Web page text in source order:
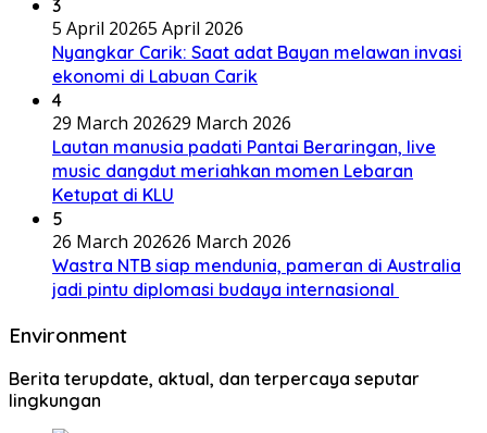
3
5 April 20265 April 2026
Nyangkar Carik: Saat adat Bayan melawan invasi
ekonomi di Labuan Carik
4
29 March 202629 March 2026
Lautan manusia padati Pantai Beraringan, live
music dangdut meriahkan momen Lebaran
Ketupat di KLU
5
26 March 202626 March 2026
Wastra NTB siap mendunia, pameran di Australia
jadi pintu diplomasi budaya internasional
Environment
Berita terupdate, aktual, dan terpercaya seputar
lingkungan